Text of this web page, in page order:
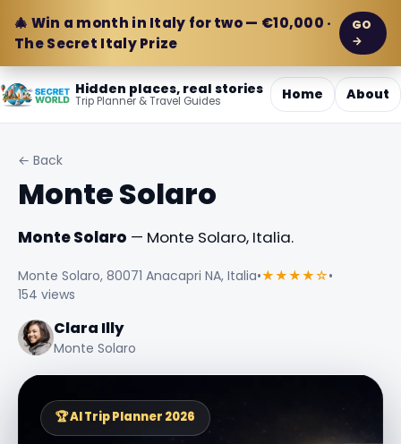
🎄 Win a month in Italy for two — €10,000 ·
The Secret Italy Prize
GO
→
Hidden places, real stories
Trip Planner & Travel Guides Home About
← Back
Monte Solaro
Monte Solaro — Monte Solaro, Italia.
Monte Solaro, 80071 Anacapri NA, Italia•★★★★☆•
154 views
Clara Illy
Monte Solaro
🏆 AI Trip Planner 2026